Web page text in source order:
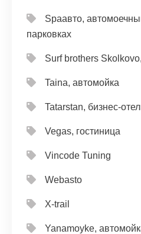
Spaавто,
парковках
Surf brothers
Taina, автомойка
Tatarstan, бизнес-
Vegas, гостиница
Vincode Tuning
Webasto
X-trail
Yanamoyke,